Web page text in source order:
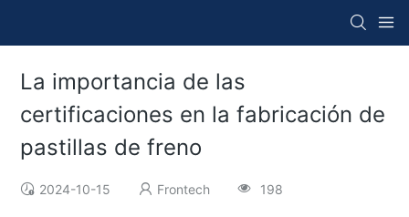
La importancia de las
certificaciones en la fabricación de
pastillas de freno
2024-10-15 Frontech 198